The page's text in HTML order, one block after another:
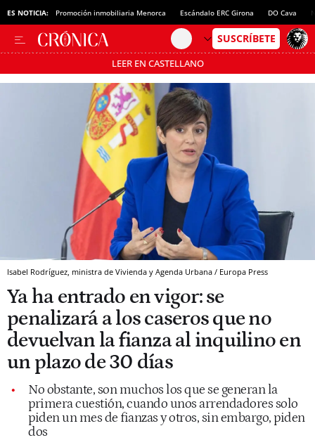
ES NOTICIA: Promoción inmobiliaria Menorca Escándalo ERC Girona DO Cava
LEER EN CASTELLANO
Pásate al MODO AHORRO
Isabel Rodríguez, ministra de Vivienda y Agenda Urbana / Europa Press
Ya ha entrado en vigor: se
penalizará a los caseros que no
devuelvan la fianza al inquilino en
un plazo de 30 días
No obstante, son muchos los que se generan la
primera cuestión, cuando unos arrendadores solo
piden un mes de fianzas y otros, sin embargo, piden
dos